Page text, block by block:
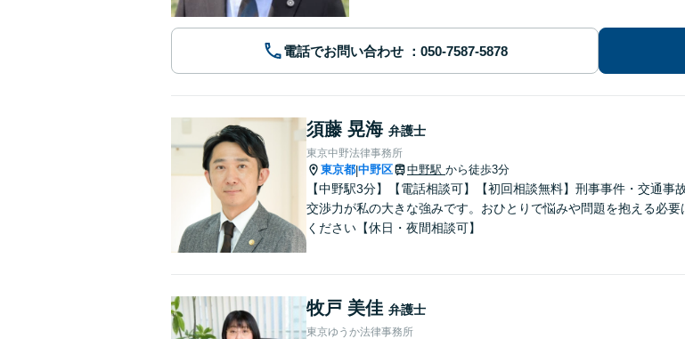
電話でお問い合わせ
須藤 晃海 弁護士
東京中野法律事務所
東京都|中野区 中野駅 から徒歩3分
【中野駅3分】【電話相談可】【初回相談無料】刑事事件・交通事
交渉力が私の大きな強みです。おひとりで悩みや問題を抱える必
ください【休日・夜間相談可】
牧戸 美佳 弁護士
東京ゆうか法律事務所